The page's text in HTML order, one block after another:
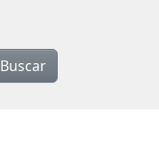
Buscar